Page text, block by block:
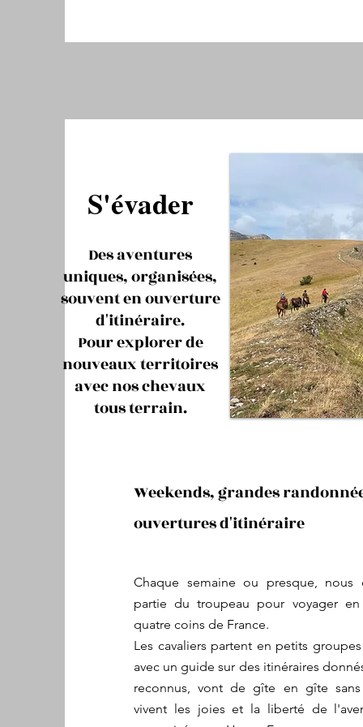
S'évader
Des aventures
uniques, organisées,
souvent en ouverture
d'itinéraire.
Pour explorer de
nouveaux territoires
avec nos chevaux
tous terrain.
Weekends, grandes
ouvertures d'itinéraire
Chaque semaine ou presque, nous
partie du troupeau pour voyager en
quatre coins de France.
Les cavaliers partent en petits
avec un guide sur des itinéraires
reconnus, vont de gîte en gîte
vivent les joies et la liberté de